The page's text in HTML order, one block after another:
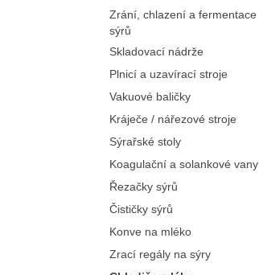
Zrání, chlazení a fermentace
sýrů
Skladovací nádrže
Plnicí a uzavírací stroje
Vakuové baličky
Kráječe / nářezové stroje
Sýrařské stoly
Koagulační a solankové vany
Řezačky sýrů
Čističky sýrů
Konve na mléko
Zrací regály na sýry